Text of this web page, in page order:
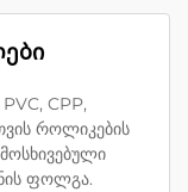
CPP,
როლიკების
ფოლგა.